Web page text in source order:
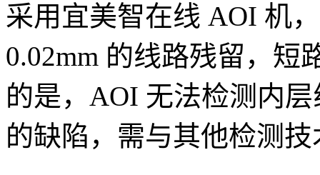
采用宜美智在线 AOI 机
0.02mm 的线路残留，短
的是，AOI 无法检测内
的缺陷，需与其他检测